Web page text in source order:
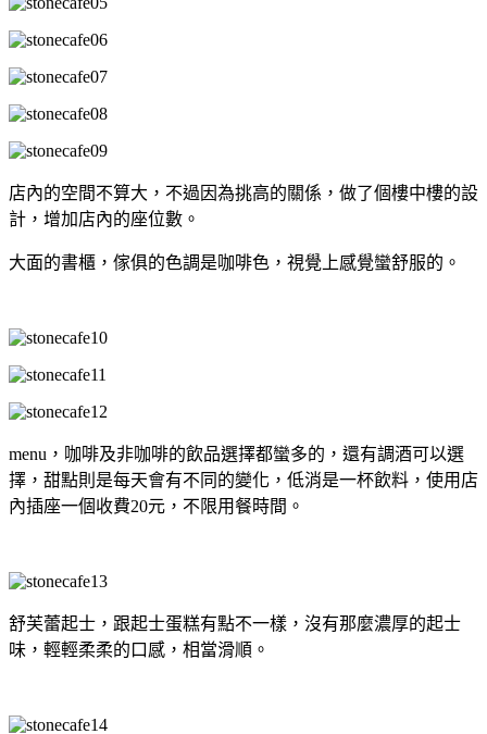
店內的空間不算大，不過因為挑高的關係，做了個樓中樓的設
計，增加店內的座位數。
大面的書櫃，傢俱的色調是咖啡色，視覺上感覺蠻舒服的。
menu，咖啡及非咖啡的飲品選擇都蠻多的，還有調酒可以選
擇，甜點則是每天會有不同的變化，低消是一杯飲料，使用店
內插座一個收費20元，不限用餐時間。
舒芙蕾起士，跟起士蛋糕有點不一樣，沒有那麼濃厚的起士
味，輕輕柔柔的口感，相當滑順。